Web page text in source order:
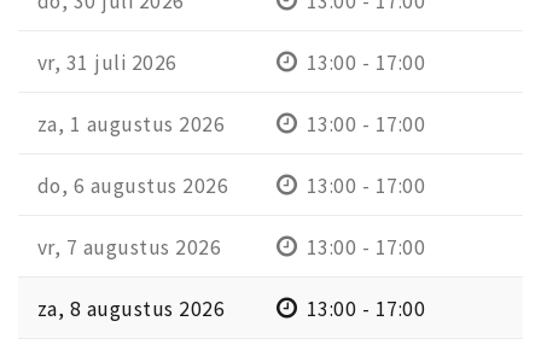
vr, 31 juli 2026 13:00 - 17:00
za, 1 augustus 2026 13:00 - 17:00
do, 6 augustus 2026 13:00 - 17:00
vr, 7 augustus 2026 13:00 - 17:00
za, 8 augustus 2026 13:00 - 17:00